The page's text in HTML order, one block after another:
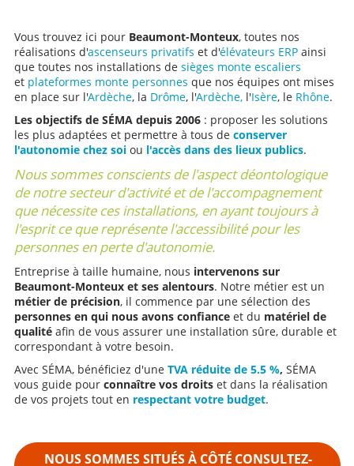
Vous trouvez ici pour Beaumont-Monteux, toutes nos
réalisations d'ascenseurs privatifs et d'élévateurs ERPainsi
que toutes nos installations de sièges monte escaliers
et plateformes monte personnes que nos équipes ont mises
en place sur l'Ardèche, la Drôme, l'Ardèche,l'Isère, le Rhône.
Les objectifs de SÉMA depuis 2006: proposer les solutions
les plus adaptées et permettre à tous de conserver
l'autonomie chez soiou l'accès dans des lieux publics.
Nous sommes conscients de l'aspect déontologique
de notre secteur d'activité et de l'accompagnement
que nécessite ces installations, en ayant toujours à
l'esprit ce que représente l'accessibilité pour les
personnes en perte d'autonomie.
Entreprise à taille humaine, nous intervenons sur
Beaumont-Monteux et ses alentours. Notre métier est un
métier de précision, il commence par une sélection des
personnes en qui nous avons confianceet du matériel de
qualitéafin de vous assurer une installation sûre, durable et
correspondant à votre besoin.
Avec SÉMA, bénéficiez d'une TVA réduite de 5.5 %, SÉMA
vous guide pour connaître vos droitset dans la réalisation
de vos projets tout en respectant votre budget.
NOUS SOMMES SITUÉS À CÔTÉ CONSULTEZ-